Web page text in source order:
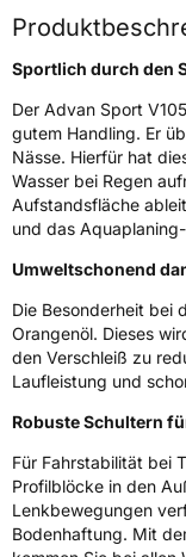
NasshaftungA
Rollgeräusch
Rollgeräusch (dB)73
Fahrzeugklasse C1
3PMSF /
EisgripNein
EPREL ID630860
Allgemeine
Herstellerkontakt
12
Sportlich durch den
Der Advan Sport
gutem Handling. Er
Nässe. Hierfür hat
Wasser bei Regen
Aufstandsfläche
und das
Umweltschonend
Die Besonderheit bei
Orangenöl. Dieses
den Verschleiß zu
Laufleistung und
Robuste Schultern
Für Fahrstabilität bei
Profilblöcke in den
Lenkbewegungen
Bodenhaftung. Mit